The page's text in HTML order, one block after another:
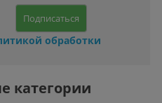
Подписаться
обработки
категории